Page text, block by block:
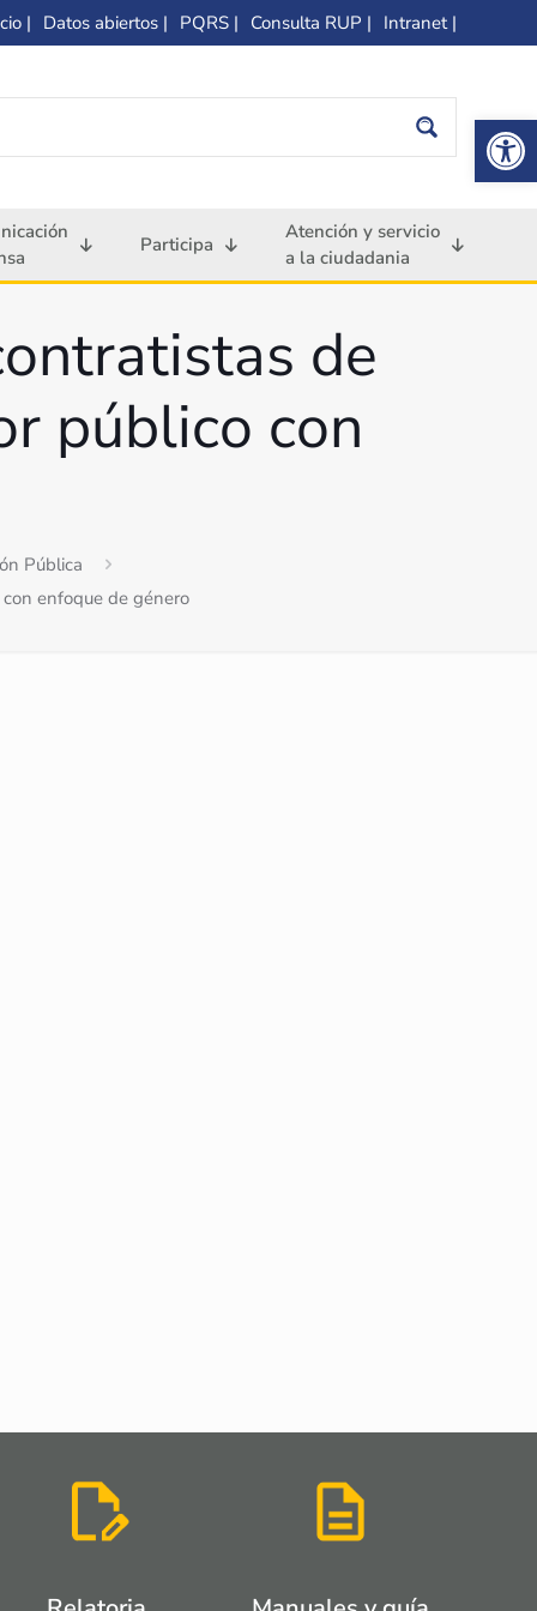
| Datos abiertos | PQRS | Consulta RUP | Intranet |
Participa
Atención y servicio
a la ciudadania
de
público con
Pública
enfoque de género